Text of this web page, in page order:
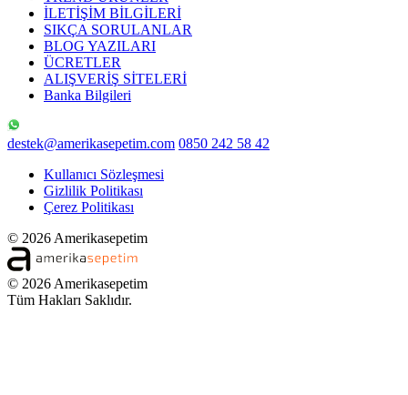
İLETİŞİM BİLGİLERİ
SIKÇA SORULANLAR
BLOG YAZILARI
ÜCRETLER
ALIŞVERİŞ SİTELERİ
Banka Bilgileri
destek@amerikasepetim.com 0850 242 58 42
Kullanıcı Sözleşmesi
Gizlilik Politikası
Çerez Politikası
© 2026 Amerikasepetim
© 2026 Amerikasepetim
Tüm Hakları Saklıdır.